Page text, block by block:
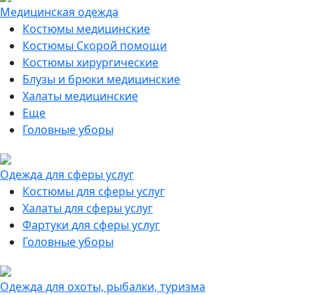
Медицинская одежда
Костюмы медицинские
Костюмы Скорой помощи
Костюмы хирургические
Блузы и брюки медицинские
Халаты медицинские
Еще
Головные уборы
Одежда для сферы услуг
Костюмы для сферы услуг
Халаты для сферы услуг
Фартуки для сферы услуг
Головные уборы
Одежда для охоты, рыбалки, туризма